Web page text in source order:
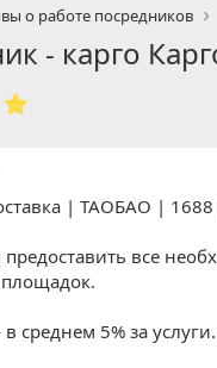
о работе посредников
- карго
в
з
д
| ТАОБАО | 1688
все
площадок.
среднем 5% за услуги.